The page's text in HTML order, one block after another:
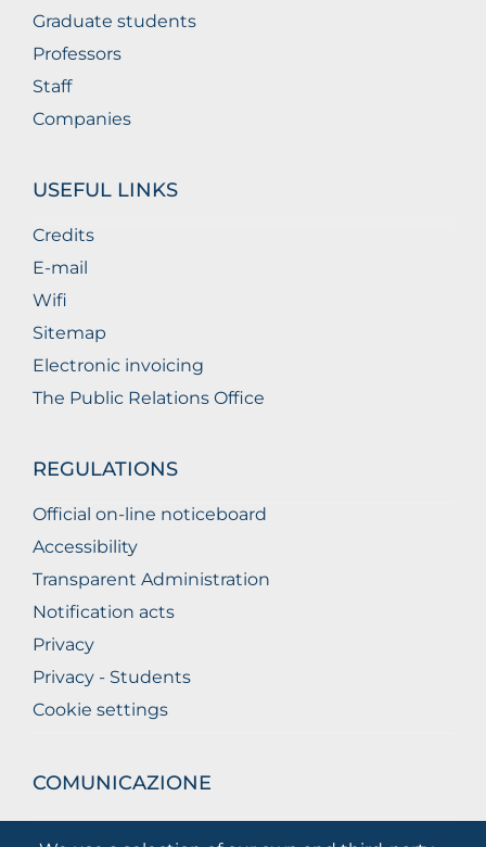
Graduate students
Professors
Staff
Companies
USEFUL LINKS
Credits
E-mail
Wifi
Sitemap
Electronic invoicing
The Public Relations Office
REGULATIONS
Official on-line noticeboard
Accessibility
Transparent Administration
Notification acts
Privacy
Privacy - Students
Cookie settings
COMUNICAZIONE
What they are saying about us